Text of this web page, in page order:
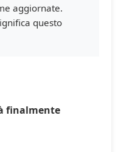
aggiornate.
questo
finalmente